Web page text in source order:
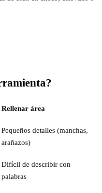
Rellenar área
Pequeños detalles (manchas,
arañazos)
Difícil de describir con
palabras